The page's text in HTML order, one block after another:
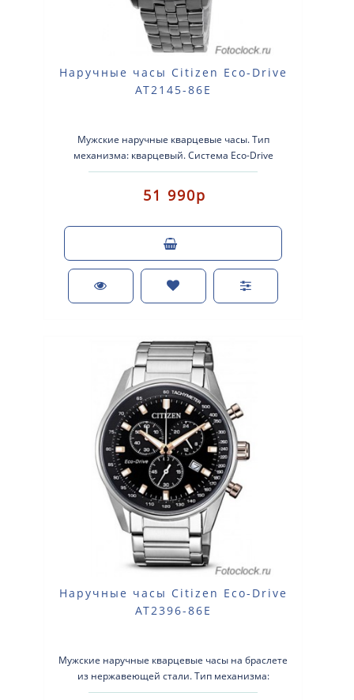
Наручные часы Citizen Eco-Drive
AT2145-86E
Мужские наручные кварцевые часы. Тип
механизма: кварцевый. Система Eco-Drive
(аккумулятор с питанием от световой энергии..
51 990р
Наручные часы Citizen Eco-Drive
AT2396-86E
Мужские наручные кварцевые часы на браслете
из нержавеющей стали. Тип механизма:
кварцевые. Система Eco-Drive (аккумулято..